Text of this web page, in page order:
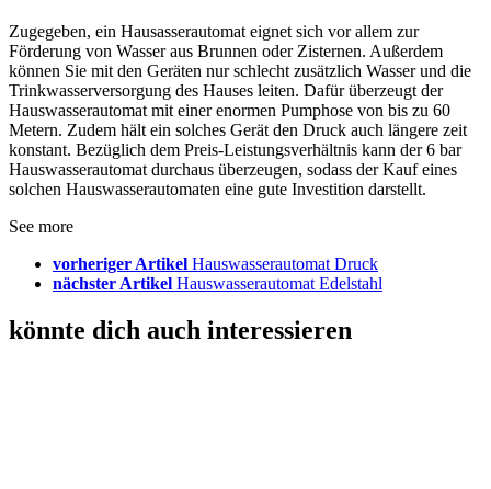
Zugegeben, ein Hausasserautomat eignet sich vor allem zur
Förderung von Wasser aus Brunnen oder Zisternen. Außerdem
können Sie mit den Geräten nur schlecht zusätzlich Wasser und die
Trinkwasserversorgung des Hauses leiten. Dafür überzeugt der
Hauswasserautomat mit einer enormen Pumphose von bis zu 60
Metern. Zudem hält ein solches Gerät den Druck auch längere zeit
konstant. Bezüglich dem Preis-Leistungsverhältnis kann der 6 bar
Hauswasserautomat durchaus überzeugen, sodass der Kauf eines
solchen Hauswasserautomaten eine gute Investition darstellt.
See more
vorheriger Artikel Hauswasserautomat Druck
nächster Artikel Hauswasserautomat Edelstahl
könnte dich auch interessieren